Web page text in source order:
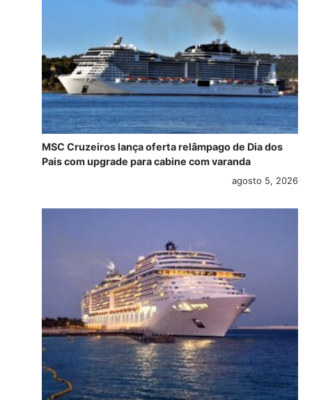
MSC Cruzeiros lança oferta relâmpago de Dia dos
Pais com upgrade para cabine com varanda
agosto 5, 2026